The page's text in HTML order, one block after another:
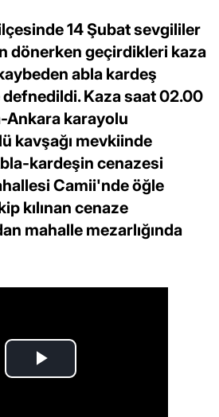
14 Şubat sevgililer
dönerken geçirdikleri kaza
abla kardeş
Kaza saat 02.00
Ankara karayolu
kavşağı mevkiinde
kardeşin cenazesi
Camii'nde öğle
kılınan cenaze
mahalle mezarlığında